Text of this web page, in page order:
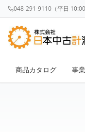
048-291-9110（平日
商品カタログ 事